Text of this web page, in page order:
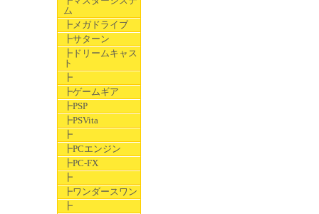
ム
┣メガドライブ
┣サターン
┣ドリームキャス
ト
┣
┣ゲームギア
┣PSP
┣PSVita
┣
┣PCエンジン
┣PC-FX
┣
┣ワンダースワン
┣